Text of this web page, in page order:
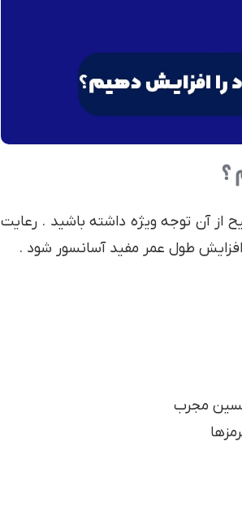
؟
از آن توجه ویژه داشته باشید . رعایت
طول عمر مفید آسانسور شود .
مجرب